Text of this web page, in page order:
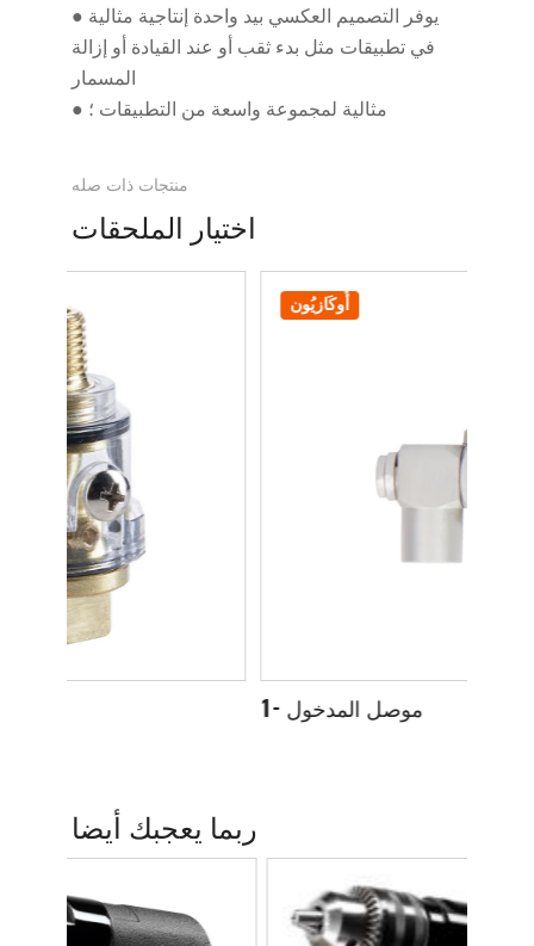
● يوفر التصميم العكسي بيد واحدة إنتاجية مثالية
في تطبيقات مثل بدء ثقب أو عند القيادة أو إزالة
المسمار
● مثالية لمجموعة واسعة من التطبيقات ؛
منتجات ذات صله
اختيار الملحقات
ربما يعجبك أيضا